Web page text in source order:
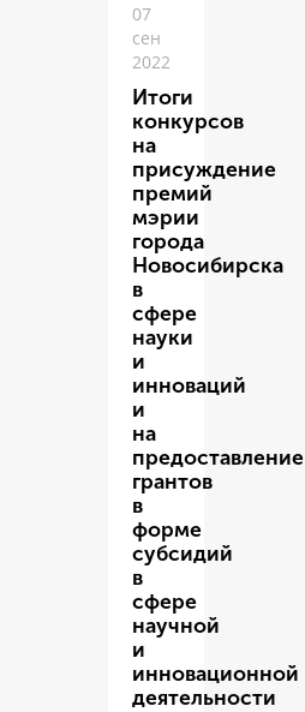
07
сен
2022
Итоги
конкурсов
на
присуждение
премий
мэрии
города
Новосибирска
в
сфере
науки
и
инноваций
и
на
предоставление
грантов
в
форме
субсидий
в
сфере
научной
и
инновационной
деятельности